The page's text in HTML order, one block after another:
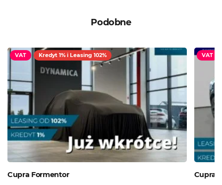
Podobne
VAT Kredyt 1% i Leasing 102%
Cupra Formentor
VAT
Cupra